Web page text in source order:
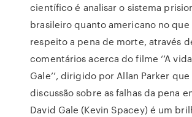
científico é analisar o sistema
brasileiro quanto americano no que
respeito a pena de morte, através
comentários acerca do filme ‘’A
Gale’’, dirigido por Allan Parker
discussão sobre as falhas da pena
David Gale (Kevin Spacey) é um